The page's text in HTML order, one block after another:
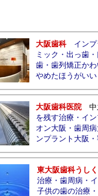
大阪歯科
イン
ミック ・ 出っ歯 ・
歯 ・ 歯列矯正か
やめたほうがい
大阪歯科医院
を残す治療 ・ イ
オン大阪 ・ 歯周
ンプラント大阪 ・
東大阪歯科うし
治療 ・ 歯周病 ・
子供の歯の治療 ・